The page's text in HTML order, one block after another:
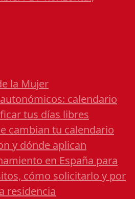
la Mujer
calendario
tus días libres
cambian tu calendario
y dónde aplican
en España para
cómo solicitarlo y por
residencia